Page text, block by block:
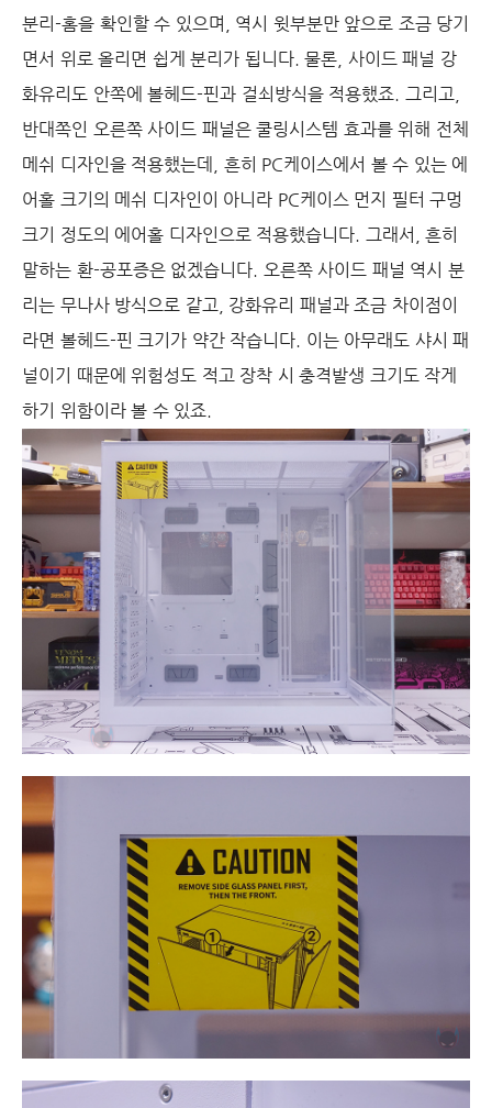
분리-홈을 확인할 수 있으며, 역시 윗부분만 앞으로 조금 당기
면서 위로 올리면 쉽게 분리가 됩니다. 물론, 사이드 패널 강
화유리도 안쪽에 볼헤드-핀과 걸쇠방식을 적용했죠. 그리고,
반대쪽인 오른쪽 사이드 패널은 쿨링시스템 효과를 위해 전체
메쉬 디자인을 적용했는데, 흔히 PC케이스에서 볼 수 있는 에
어홀 크기의 메쉬 디자인이 아니라 PC케이스 먼지 필터 구멍
크기 정도의 에어홀 디자인으로 적용했습니다. 그래서, 흔히
말하는 환-공포증은 없겠습니다. 오른쪽 사이드 패널 역시 분
리는 무나사 방식으로 같고, 강화유리 패널과 조금 차이점이
라면 볼헤드-핀 크기가 약간 작습니다. 이는 아무래도 샤시 패
널이기 때문에 위험성도 적고 장착 시 충격발생 크기도 작게
하기 위함이라 볼 수 있죠.